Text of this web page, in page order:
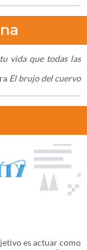
vida que todas las
El brujo del cuervo
es actuar como